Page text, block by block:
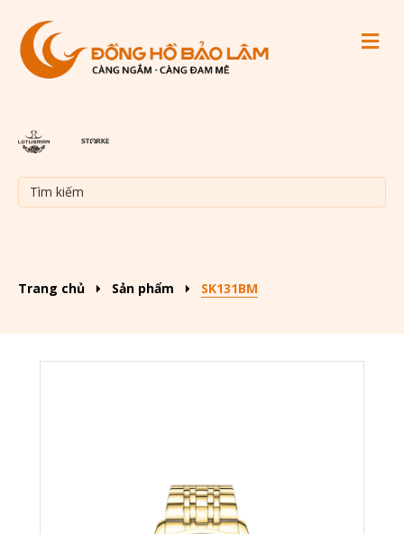
Trang chủ Sản phẩm SK131BM